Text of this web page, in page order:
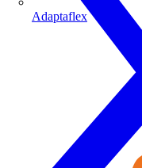
Adaptaflex